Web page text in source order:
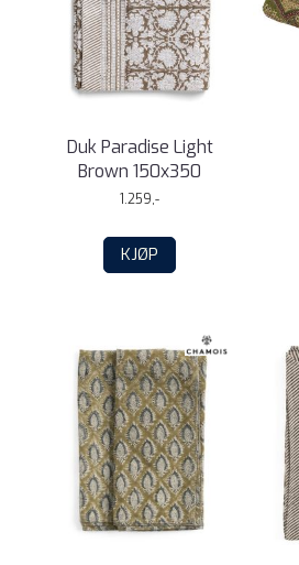
Duk Paradise Light
Brown 150x350
1.259,-
KJØP